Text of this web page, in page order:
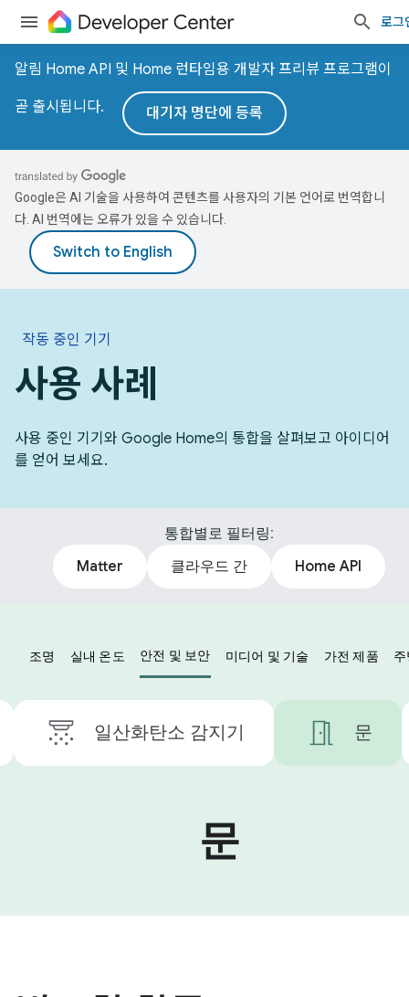
로그
알림 Home API 및 Home 런타임용 개발자 프리뷰 프로그램이
곧 출시됩니다. 대기자 명단에 등록
Google은 AI 기술을 사용하여 콘텐츠를 사용자의 기본 언어로 번역합니
다. AI 번역에는 오류가 있을 수 있습니다.
작동 중인 기기
사용 사례
사용 중인 기기와 Google Home의 통합을 살펴보고 아이디어
를 얻어 보세요.